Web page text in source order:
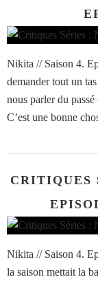
Nikita // Saison 4.
demander tout un
nous parler du
C’est une bonne
CRITIQUES
Nikita // Saison 4.
la saison mettait la